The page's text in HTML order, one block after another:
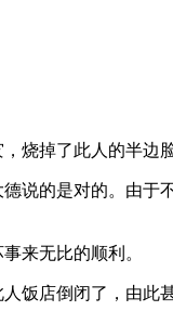
烧掉了此人的半边
的是对的。由于
来无比的顺利。
饭店倒闭了，由此甚